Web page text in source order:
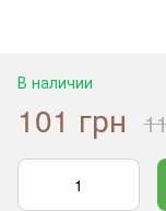
В наличии
101 грн